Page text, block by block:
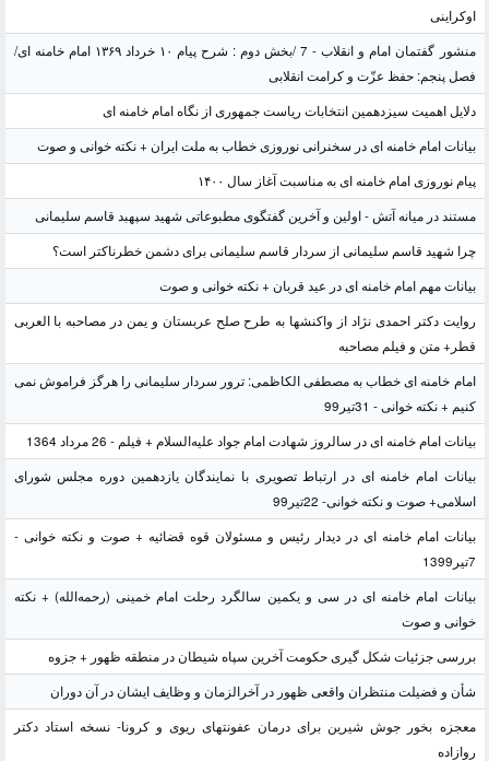
اوکراینی
منشور گفتمان امام و انقلاب - 7 /بخش دوم : شرح پیام ۱۰ خرداد ۱۳۶۹ امام خامنه ای/
فصل پنجم: حفظ عزّت و کرامت انقلابی
دلایل اهمیت سیزدهمین انتخابات ریاست جمهوری از نگاه امام خامنه ای
بیانات امام خامنه ای در سخنرانی نوروزی خطاب به ملت ایران + نکته خوانی و صوت
پیام نوروزی امام خامنه ای به مناسبت آغاز سال ۱۴۰۰
مستند در میانه آتش - اولین و آخرین گفتگوی مطبوعاتی شهید سپهبد قاسم سلیمانی
چرا شهید قاسم سلیمانی از سردار قاسم سلیمانی برای دشمن خطرناکتر است؟
بیانات مهم امام خامنه ای در عید قربان + نکته خوانی و صوت
روایت دکتر احمدی نژاد از واکنشها به طرح صلح عربستان و یمن در مصاحبه با العربی
قطر+ متن و فیلم مصاحبه
امام خامنه ای خطاب به مصطفی الکاظمی: ترور سردار سلیمانی را هرگز فراموش نمی
کنیم + نکته خوانی - 31تیر99
بیانات امام خامنه ای در سالروز شهادت امام جواد علیه‌السلام + فیلم - 26 مرداد 1364
بیانات امام خامنه ای در ارتباط تصویری با نمایندگان یازدهمین دوره مجلس شورای
اسلامی+ صوت و نکته خوانی- 22تیر99
بیانات امام خامنه ای در دیدار رئیس و مسئولان قوه قضائیه + صوت و نکته خوانی -
7تیر1399
بیانات امام خامنه ای در سی و یکمین سالگرد رحلت امام خمینی (رحمه‌الله) + نکته
خوانی و صوت
بررسی جزئیات شکل گیری حکومت آخرین سپاه شیطان در منطقه ظهور + جزوه
شأن و فضیلت منتظران واقعی ظهور در آخرالزمان و وظایف ایشان در آن دوران
معجزه بخور جوش شیرین برای درمان عفونتهای ریوی و کرونا- نسخه استاد دکتر
روازاده